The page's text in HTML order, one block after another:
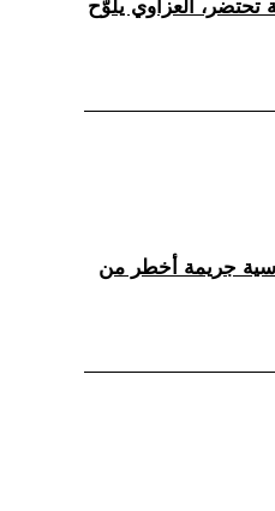
تحتضر، العزاوي يلوّح
جريمة أخطر من